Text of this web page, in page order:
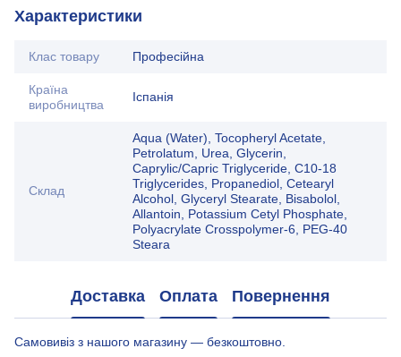
Характеристики
Клас товару Професійна
Країна
виробництва
Іспанія
Склад
Aqua (Water), Tocopheryl Acetate,
Petrolatum, Urea, Glycerin,
Caprylic/Capric Triglyceride, C10-18
Triglycerides, Propanediol, Cetearyl
Alcohol, Glyceryl Stearate, Bisabolol,
Allantoin, Potassium Cetyl Phosphate,
Polyacrylate Crosspolymer-6, PEG-40
Steara
Доставка Оплата Повернення
Самовивіз з нашого магазину — безкоштовно.